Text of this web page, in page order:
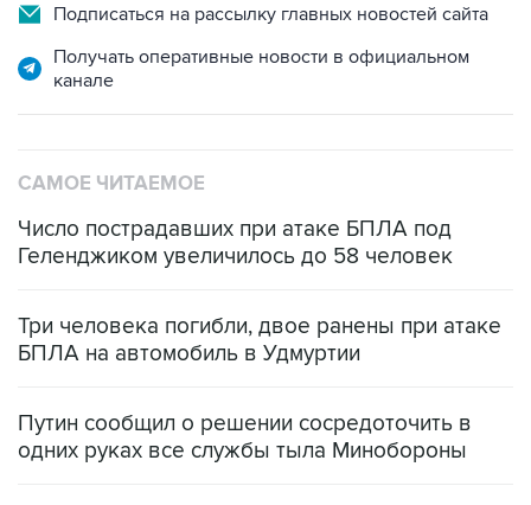
Подписаться на рассылку главных новостей сайта
Получать оперативные новости в официальном
канале
САМОЕ ЧИТАЕМОЕ
Число пострадавших при атаке БПЛА под
Геленджиком увеличилось до 58 человек
Три человека погибли, двое ранены при атаке
БПЛА на автомобиль в Удмуртии
Путин сообщил о решении сосредоточить в
одних руках все службы тыла Минобороны